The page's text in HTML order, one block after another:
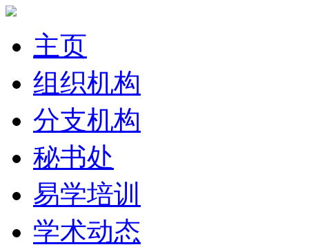
主页
组织机构
分支机构
秘书处
易学培训
学术动态